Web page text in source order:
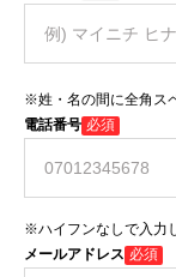
※姓・名の間に全角ス
電話番号 必須
※ハイフンなしで入力
メールアドレス 必須